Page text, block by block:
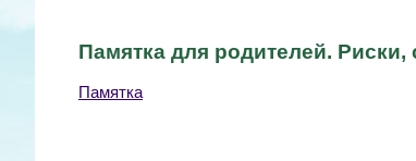
Памятка для родителей.
Памятка